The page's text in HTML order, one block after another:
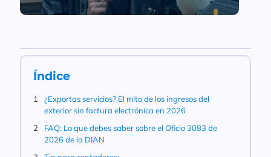
Índice
¿Exportas servicios? El mito de los ingresos del
exterior sin factura electrónica en 2026
FAQ: Lo que debes saber sobre el Oficio 3083 de
2026 de la DIAN